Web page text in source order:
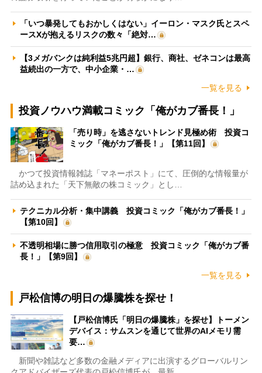
「いつ暴発してもおかしくはない」イーロン・マスク氏とスペ
ースXが抱えるリスクの数々「絶対…
【3メガバンクは純利益5兆円超】銀行、商社、ゼネコンは最高
益続出の一方で、中小企業・…
一覧を見る
投資ノウハウ満載コミック「俺がカブ番長！」
「売り時」を逃さないトレンド見極め術 投資コ
ミック「俺がカブ番長！」【第11回】
かつて投資情報雑誌「マネーポスト」にて、圧倒的な情報量が
詰め込まれた「天下無敵の株コミック」とし…
テクニカル分析・集中講義 投資コミック「俺がカブ番長！」
【第10回】
不透明相場に勝つ信用取引の極意 投資コミック「俺がカブ番
長！」【第9回】
一覧を見る
戸松信博の明日の爆騰株を探せ！
【戸松信博氏「明日の爆騰株」を探せ】トーメン
デバイス：サムスンを通じて世界のAIメモリ需
要…
新聞や雑誌など多数の金融メディアに出演するグローバルリン